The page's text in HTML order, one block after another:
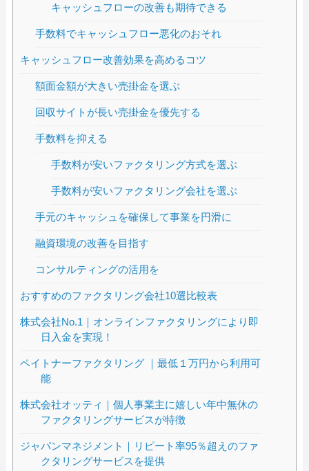
キャッシュフローの改善も期待できる
手数料でキャッシュフロー悪化のおそれ
キャッシュフロー改善効果を高めるコツ
額面金額が大きい売掛金を選ぶ
回収サイトが長い売掛金を優先する
手数料を抑える
手数料が安いファクタリング方式を選ぶ
手数料が安いファクタリング会社を選ぶ
手元のキャッシュを確保して事業を円滑に
融資環境の改善を目指す
コンサルティングの活用を
おすすめのファクタリング会社10選比較表
株式会社No.1｜オンラインファクタリングにより即
日入金を実現！
ペイトナーファクタリング ｜最低１万円から利用可
能
株式会社オッティ｜個人事業主に嬉しい年中無休の
ファクタリングサービスが特徴
ジャパンマネジメント｜リピート率95％超えのファ
クタリングサービスを提供